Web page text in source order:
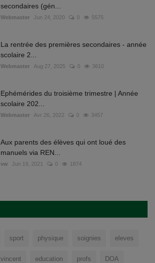
secondaires (gén...
Webmaster Jun 24, 2020 0 5575
La rentrée des premières secondaires - année
scolaire 2...
Webmaster Aug 27, 2025 0 3610
Ephémérides du troisième trimestre | Année
scolaire 202...
Webmaster Avr 26, 2022 0 3457
Aux parents des élèves qui ont loué des
manuels via REN...
vw Jun 19, 2021 0 1874
sport physique soignies eleves
vincent education profs DOA